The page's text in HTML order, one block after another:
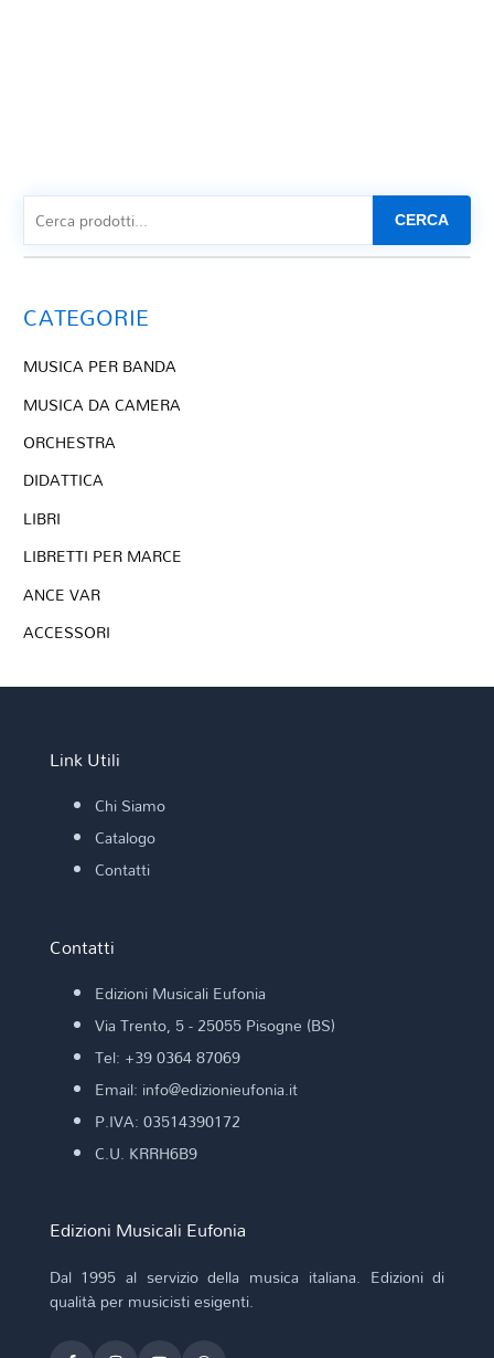
CERCA
CATEGORIE
MUSICA PER BANDA
MUSICA DA CAMERA
ORCHESTRA
DIDATTICA
LIBRI
LIBRETTI PER MARCE
ANCE VAR
ACCESSORI
Link Utili
Chi Siamo
Catalogo
Contatti
Contatti
Edizioni Musicali Eufonia
Via Trento, 5 - 25055 Pisogne (BS)
Tel: +39 0364 87069
Email: info@edizionieufonia.it
P.IVA: 03514390172
C.U. KRRH6B9
Edizioni Musicali Eufonia
Dal 1995 al servizio della musica italiana. Edizioni di
qualità per musicisti esigenti.